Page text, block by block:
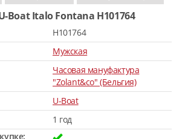
Boat Italo Fontana H101764
H101764
Мужская
Часовая мануфактура
"Zolant&co" (Бельгия)
U-Boat
1 год